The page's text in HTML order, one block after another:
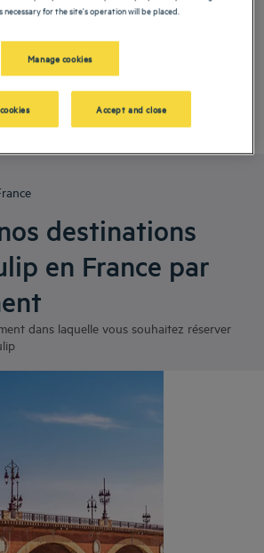
destinations
en France par
dans laquelle vous souhaitez réserver
necessary for the site's operation will be placed.
Manage cookies
Accept and close